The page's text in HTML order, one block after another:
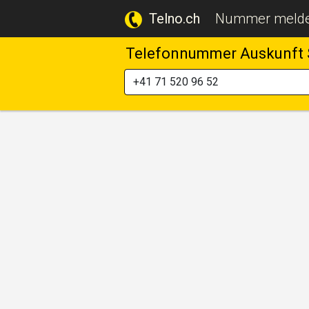
Telno.ch Nummer
Telefonnummer Auskunft